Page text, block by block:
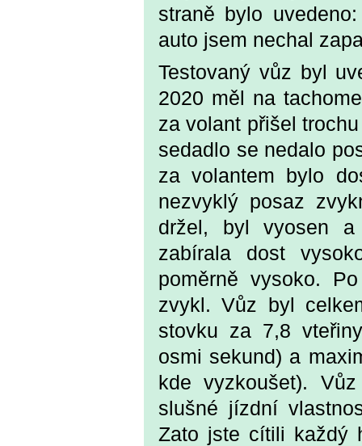
straně bylo
auto jsem nechal
Testovaný vůz byl
2020 měl na
za volant přišel
sedadlo se nedalo
za volantem bylo
nezvyklý posaz
držel, byl vyosen a
zabírala dost
poměrně vysoko.
zvykl. Vůz byl
stovku za 7,8
osmi sekund) a
kde vyzkoušet).
slušné jízdní
Zato jste cítili každý